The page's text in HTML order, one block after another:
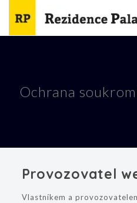
Ochrana
Provozovatel
Vlastníkem a